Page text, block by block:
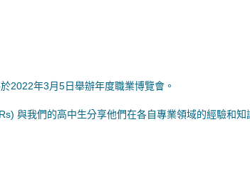
2022年3月5日舉辦年度職業博覽會。
與我們的高中生分享他們在各自專業領域的經驗和知